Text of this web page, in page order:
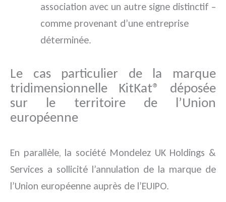
association avec un autre signe distinctif –
comme provenant d’une entreprise
déterminée.
Le cas particulier de la marque
tridimensionnelle KitKat® déposée
sur le territoire de l’Union
européenne
En parallèle, la société Mondelez UK Holdings &
Services a sollicité l’annulation de la marque de
l’Union européenne auprès de l’EUIPO.